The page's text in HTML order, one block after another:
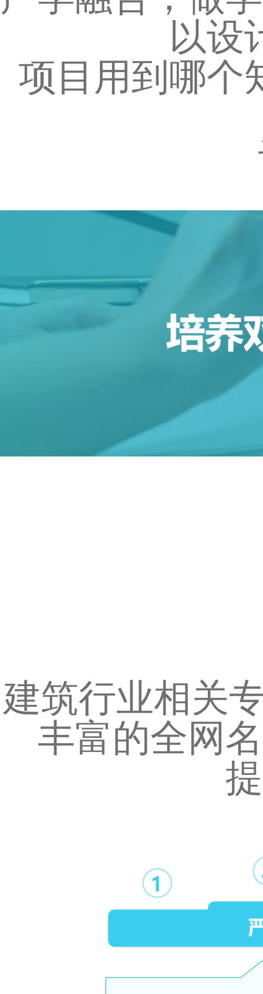
以设
项目用到哪个
建筑行业相关
丰富的全网